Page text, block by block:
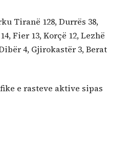
Tiranë 128, Durrës 38,
Fier 13, Korçë 12, Lezhë
4, Gjirokastër 3, Berat
e rasteve aktive sipas